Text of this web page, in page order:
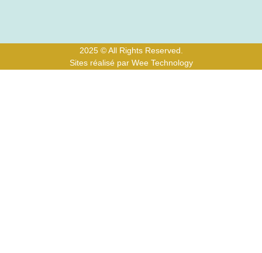
2025 © All Rights Reserved.
Sites réalisé par Wee Technology